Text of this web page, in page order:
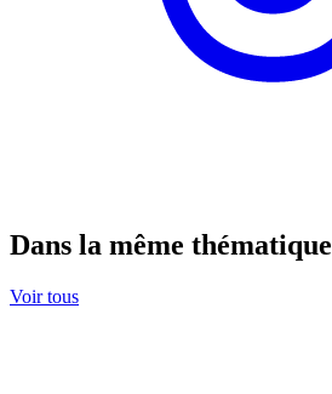
Dans la même thématique
Voir tous